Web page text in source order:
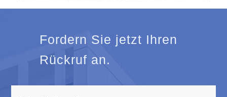
Fordern Sie jetzt Ihren
Rückruf an.